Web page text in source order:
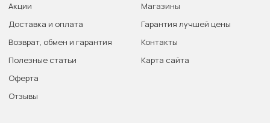
Акции
Доставка и оплата
Возврат, обмен и гарантия
Полезные статьи
Оферта
Отзывы
Магазины
Гарантия лучшей цены
Контакты
Карта сайта